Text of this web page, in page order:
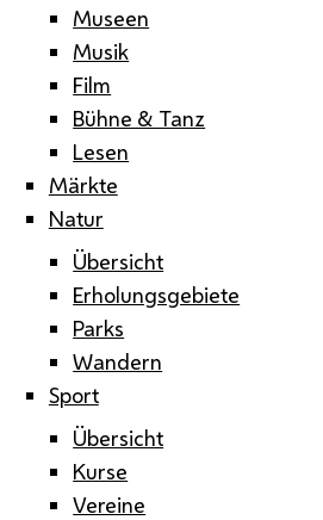
Museen
Musik
Film
Bühne & Tanz
Lesen
Märkte
Natur
Übersicht
Erholungsgebiete
Parks
Wandern
Sport
Übersicht
Kurse
Vereine